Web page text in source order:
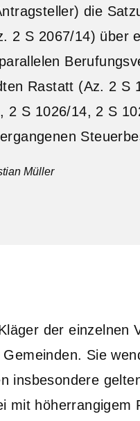
die
2 S 2067/14) über
Rastatt (Az. 2 S
2 S 1026/14, 2 S
Müller
der einzelnen
Sie
insbesondere
mit höherrangigem